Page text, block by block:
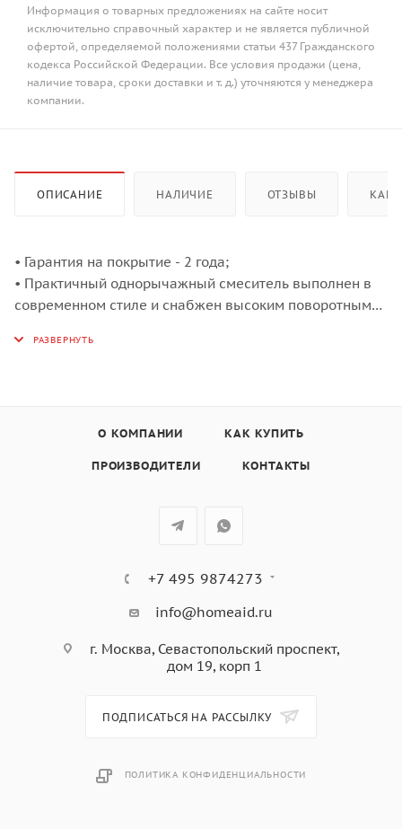
Информация о товарных предложениях на сайте носит
исключительно справочный характер и не является публичной
офертой, определяемой положениями статьи 437 Гражданского
кодекса Российской Федерации. Все условия продажи (цена,
наличие товара, сроки доставки и т. д.) уточняются у менеджера
компании.
ОПИСАНИЕ НАЛИЧИЕ ОТЗЫВЫ КАК
• Гарантия на покрытие - 2 года;
• Практичный однорычажный смеситель выполнен в
современном стиле и снабжен высоким поворотным
• Гарантия на покрытие - 2 года;
инструкция, гарантийный талон.
О КОМПАНИИ КАК КУПИТЬ
ПРОИЗВОДИТЕЛИ КОНТАКТЫ
+7 495 9874273
info@homeaid.ru
г. Москва, Севастопольский проспект,
дом 19, корп 1
ПОДПИСАТЬСЯ НА РАССЫЛКУ
ПОЛИТИКА КОНФИДЕНЦИАЛЬНОСТИ